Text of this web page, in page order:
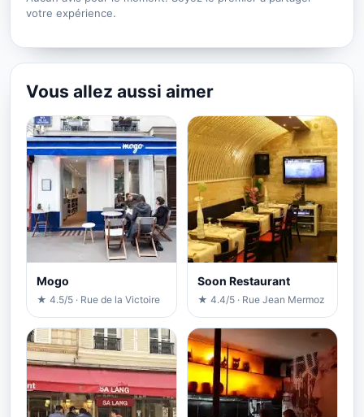
votre expérience.
Vous allez aussi aimer
Mogo
★ 4.5/5 · Rue de la Victoire
Soon Restaurant
★ 4.4/5 · Rue Jean Mermoz